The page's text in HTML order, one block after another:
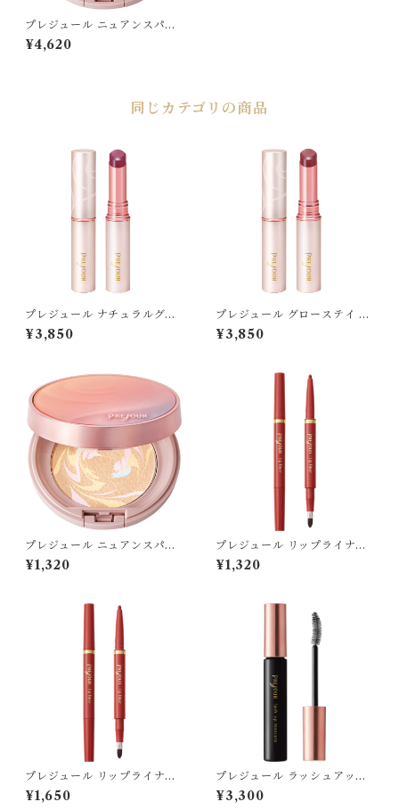
プレジュール ニュアンスパウ
ダー [レフィル(パフ付)]
¥4,620
同じカテゴリの商品
プレジュール ナチュラルグロ
ー 〈口紅〉
¥3,850
プレジュール グローステイ リ
ップ
¥3,850
プレジュール ニュアンスパウ
ダー [ケース]
¥1,320
プレジュール リップライナー
[ホルダー(リップブラシ付)]
¥1,320
プレジュール リップライナー
[カートリッジ]
¥1,650
プレジュール ラッシュアップ
マスカラ
¥3,300